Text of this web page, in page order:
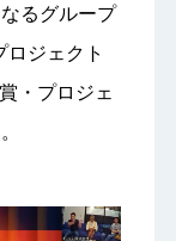
るグループ
ジェクト
・プロジェ